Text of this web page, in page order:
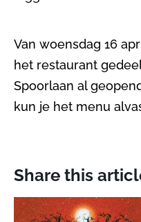
Van woensdag 16
het restaurant
Spoorlaan al
kun je het menu
Share this